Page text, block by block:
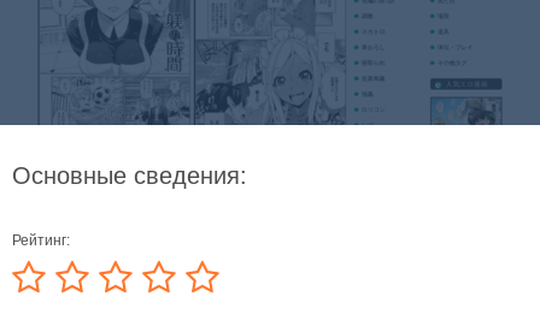
Основные сведения:
Рейтинг: